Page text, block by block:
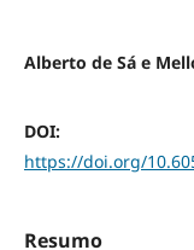
Alberto de Sá e
DOI:
https://doi.org/
Resumo